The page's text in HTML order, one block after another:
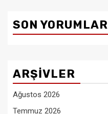
SON YORUMLAR
ARŞIVLER
Ağustos 2026
Temmuz 2026